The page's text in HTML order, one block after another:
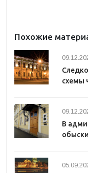
Похожие
схемы
В
обыски